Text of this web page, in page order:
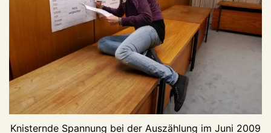
Knisternde Spannung bei der Auszählung im Juni 2009